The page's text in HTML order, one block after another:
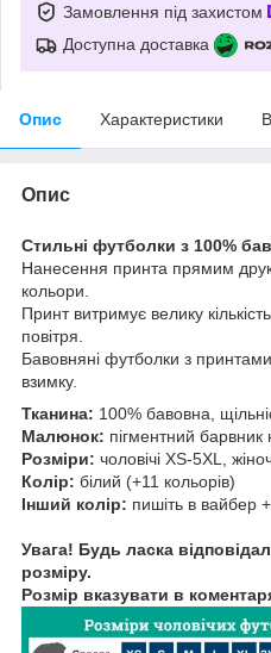
Замовлення під захистом
Доступна доставка
Опис Характеристики
Опис
Стильні футболки з 100%
Нанесення принта прямим
кольори.
Принт витримує велику
повітря.
Бавовняні футболки з принтами
взимку.
Тканина: 100% бавовна,
Малюнок: пігментний барвник
Розміри: чоловічі XS-5XL,
Колір: білий (+11 кольорів)
Інший колір: пишіть в вайбер
Увага! Будь ласка
розміру.
Розмір вказувати в